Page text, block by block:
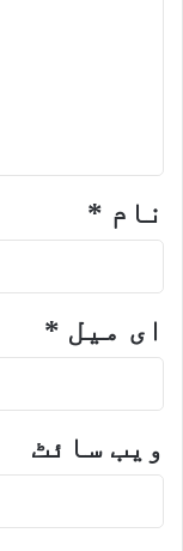
نام *
ای میل *
ویب‌ سائٹ